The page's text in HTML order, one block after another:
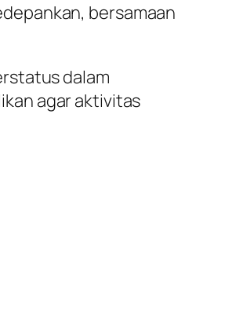
bersamaan
dalam
agar aktivitas